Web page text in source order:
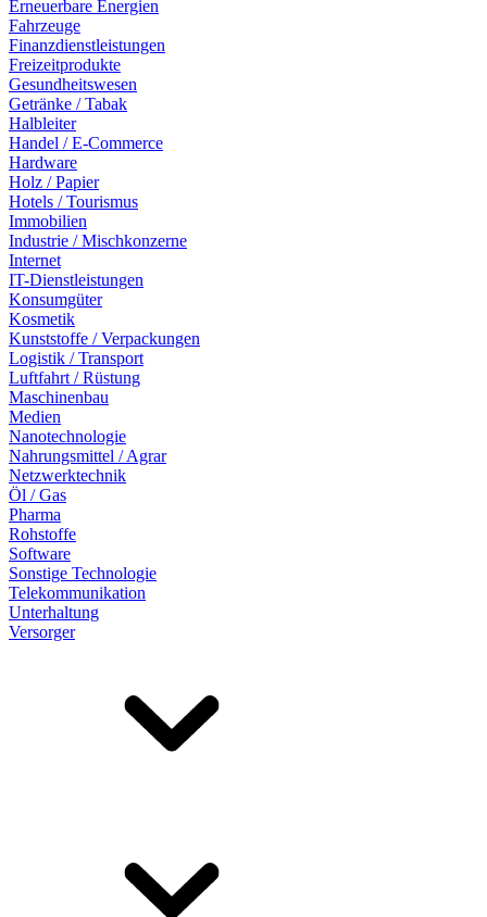
Erneuerbare Energien
Fahrzeuge
Finanzdienstleistungen
Freizeitprodukte
Gesundheitswesen
Getränke / Tabak
Halbleiter
Handel / E-Commerce
Hardware
Holz / Papier
Hotels / Tourismus
Immobilien
Industrie / Mischkonzerne
Internet
IT-Dienstleistungen
Konsumgüter
Kosmetik
Kunststoffe / Verpackungen
Logistik / Transport
Luftfahrt / Rüstung
Maschinenbau
Medien
Nanotechnologie
Nahrungsmittel / Agrar
Netzwerktechnik
Öl / Gas
Pharma
Rohstoffe
Software
Sonstige Technologie
Telekommunikation
Unterhaltung
Versorger